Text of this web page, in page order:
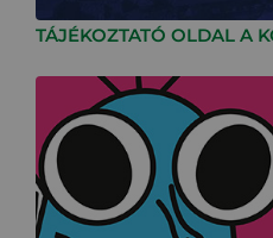
TÁJÉKOZTATÓ OLDAL A